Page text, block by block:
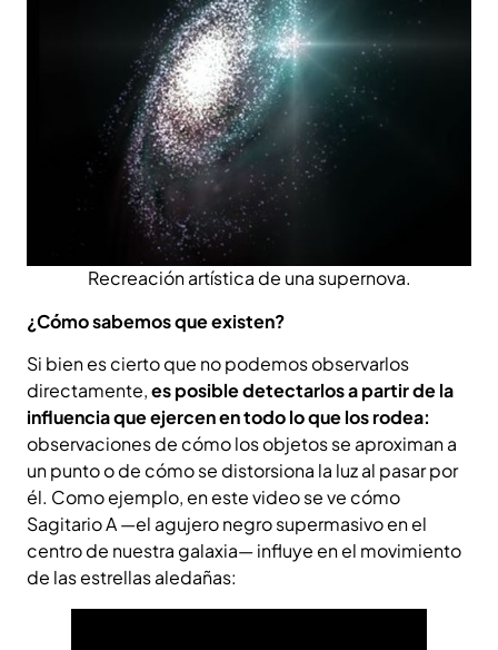
Recreación artística de una supernova.
¿Cómo sabemos que existen?
Si bien es cierto que no podemos observarlos
directamente,es posible detectarlos a partir de la
influencia que ejercen en todo lo que los rodea:
observaciones de cómo los objetos se aproximan a
un punto o de cómo se distorsiona la luz al pasar por
él. Como ejemplo, en este video se ve cómo
Sagitario A —el agujero negro supermasivo en el
centro de nuestra galaxia— influye en el movimiento
de las estrellas aledañas: